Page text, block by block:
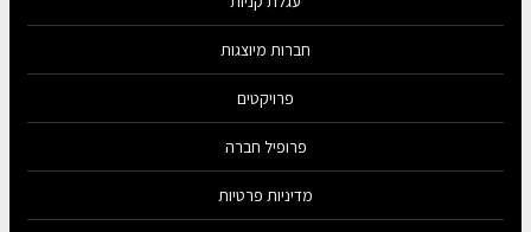
חברות מיוצגות
פרויקטים
פרופיל חברה
מדיניות פרטיות